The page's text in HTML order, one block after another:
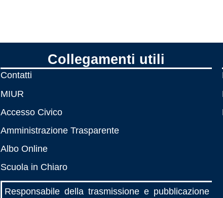
Collegamenti utili
Contatti
MIUR
Accesso Civico
Amministrazione Trasparente
Albo Online
Scuola in Chiaro
Responsabile della trasmissione e pubblicazione